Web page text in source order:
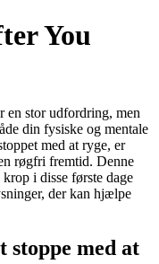
You
stor udfordring, men
din fysiske og mentale
med at ryge, er
røgfri fremtid. Denne
i disse første dage
der kan hjælpe
stoppe med at